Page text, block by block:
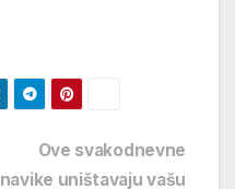
Ove svakodnevne
navike uništavaju vašu